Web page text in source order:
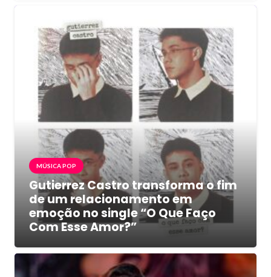
MÚSICA POP
Gutierrez Castro transforma o fim
de um relacionamento em
emoção no single “O Que Faço
Com Esse Amor?”